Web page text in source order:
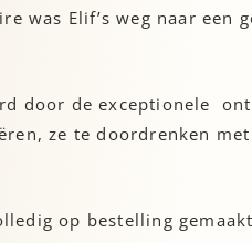
was Elif’s weg naar een
door de exceptionele
ze te doordrenken
op bestelling